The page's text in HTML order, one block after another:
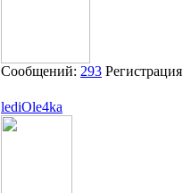
Сообщений: 293
lediOle4ka